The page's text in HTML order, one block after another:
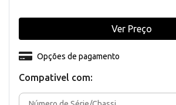
Compativel com:
Opções de pagamento
Ver Preço